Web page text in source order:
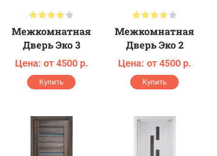
Межкомнатная
Дверь Эко 3
Цена: от 4500 р.
Купить
Межкомнатная
Дверь Эко 2
Цена: от 4500 р.
Купить